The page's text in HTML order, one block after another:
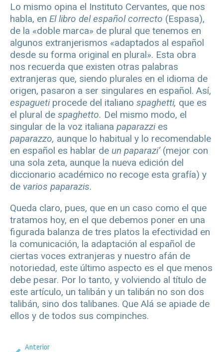
Lo mismo opina el Instituto Cervantes, que nos
habla, en El libro del español correcto (Espasa),
de la «doble marca» de plural que tenemos en
algunos extranjerismos «adaptados al español
desde su forma original en plural». Esta obra
nos recuerda que existen otras palabras
extranjeras que, siendo plurales en el idioma de
origen, pasaron a ser singulares en español. Así,
espaguetiprocede del italiano spaghetti, que es
el plural de spaghetto. Del mismo modo, el
singular de la voz italiana paparazzies
paparazzo, aunque lo habitual y lo recomendable
en español es hablar de un paparazi’ (mejor con
una sola zeta, aunque la nueva edición del
diccionario académico no recoge esta grafía) y
de varios paparazis.
Queda claro, pues, que en un caso como el que
tratamos hoy, en el que debemos poner en una
figurada balanza de tres platos la efectividad en
la comunicación, la adaptación al español de
ciertas voces extranjeras y nuestro afán de
notoriedad, este último aspecto es el que menos
debe pesar. Por lo tanto, y volviendo al título de
este artículo, un talibán y un talibán no son dos
talibán, sino dos talibanes. Que Alá se apiade de
ellos y de todos sus compinches.
Anterior